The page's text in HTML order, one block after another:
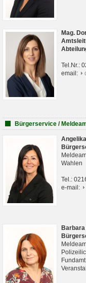
Mag.
Tel.Nr.:
email:
Bürgerservice /
Wahlen
Tel.:
e-mail: